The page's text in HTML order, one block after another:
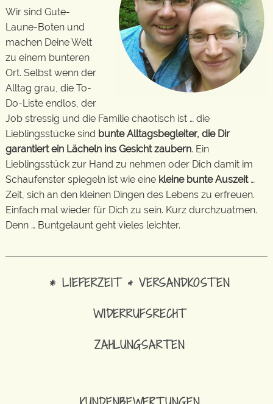
Wir sind Gute-
Laune-Boten und
machen Deine Welt
zu einem bunteren
Ort. Selbst wenn der
Alltag grau, die To-
Do-Liste endlos, der
Job stressig und die Familie chaotisch ist … die
Lieblingsstücke sind bunte Alltagsbegleiter, die Dir
garantiert ein Lächeln ins Gesicht zaubern. Ein
Lieblingsstück zur Hand zu nehmen oder Dich damit im
Schaufenster spiegeln ist wie eine kleine bunte Auszeit…
Zeit, sich an den kleinen Dingen des Lebens zu erfreuen.
Einfach mal wieder für Dich zu sein. Kurz durchzuatmen.
Denn … Buntgelaunt geht vieles leichter.
* LIEFERZEIT & VERSANDKOSTEN
WIDERRUFSRECHT
ZAHLUNGSARTEN